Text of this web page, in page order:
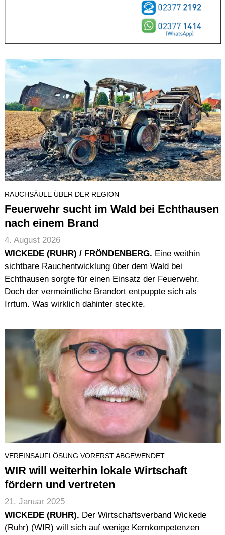
RAUCHSÄULE ÜBER DER REGION
Feuerwehr sucht im Wald bei Echthausen
nach einem Brand
4. August 2026
WICKEDE (RUHR) / FRÖNDENBERG. Eine weithin
sichtbare Rauchentwicklung über dem Wald bei
Echthausen sorgte für einen Einsatz der Feuerwehr.
Doch der vermeintliche Brandort entpuppte sich als
Irrtum. Was wirklich dahinter steckte.
VEREINSAUFLÖSUNG VORERST ABGEWENDET
WIR will weiterhin lokale Wirtschaft
fördern und vertreten
21. Januar 2025
WICKEDE (RUHR). Der Wirtschaftsverband Wickede
(Ruhr) (WIR) will sich auf wenige Kernkompetenzen